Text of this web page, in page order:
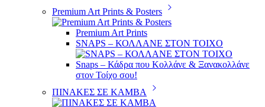
Premium Art Prints & Posters
Premium Art Prints
SNAPS – ΚΟΛΛΑΝΕ ΣΤΟΝ ΤΟΙΧΟ
Snaps – Κάδρα που Κολλάνε & Ξανακολλάνε
στον Τοίχο σου!
ΠΙΝΑΚΕΣ ΣΕ ΚΑΜΒΑ